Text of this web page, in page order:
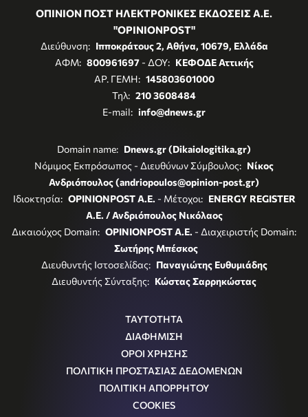
ΟΠΙΝΙΟΝ ΠΟΣΤ ΗΛΕΚΤΡΟΝΙΚΕΣ ΕΚΔΟΣΕΙΣ Α.Ε.
"OPINIONPOST"
Διεύθυνση: Ιπποκράτους 2, Αθήνα, 10679, Ελλάδα
ΑΦΜ: 800961697- ΔΟΥ: ΚΕΦΟΔΕ Αττικής
ΑΡ. ΓΕΜΗ: 145803601000
Τηλ: 210 3608484
E-mail: info@dnews.gr
Domain name: Dnews.gr (Dikaiologitika.gr)
Νόμιμος Εκπρόσωπος - Διευθύνων Σύμβουλος: Νίκος
Ανδριόπουλος (andriopoulos@opinion-post.gr)
Ιδιοκτησία: OPINIONPOST A.E. - Μέτοχοι: ENERGY REGISTER
Α.Ε. / Ανδριόπουλος Νικόλαος
Δικαιούχος Domain: OPINIONPOST A.E. - Διαχειριστής Domain:
Σωτήρης Μπέσκος
Διευθυντής Ιστοσελίδας: Παναγιώτης Ευθυμιάδης
Διευθυντής Σύνταξης: Κώστας Σαρρηκώστας
ΤΑΥΤΟΤΗΤΑ
ΔΙΑΦΗΜΙΣΗ
ΟΡΟΙ ΧΡΗΣΗΣ
ΠΟΛΙΤΙΚΗ ΠΡΟΣΤΑΣΙΑΣ ΔΕΔΟΜΕΝΩΝ
ΠΟΛΙΤΙΚΗ ΑΠΟΡΡΗΤΟΥ
COOKIES